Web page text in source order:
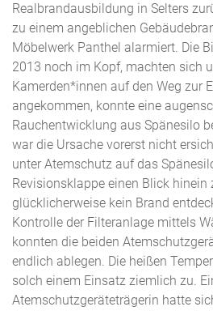
Realbrandausbildung in Selters
zu einem angeblichen
Möbelwerk Panthel alarmiert. Die
2013 noch im Kopf, machten sich
Kamerden*innen auf den Weg zur
angekommen, konnte eine
Rauchentwicklung aus Spänesilo
war die Ursache vorerst nicht
unter Atemschutz auf das
Revisionsklappe einen Blick hinein
glücklicherweise kein Brand
Kontrolle der Filteranlage mittels
konnten die beiden
endlich ablegen. Die heißen
solch einem Einsatz ziemlich zu.
Atemschutzgeräteträgerin hatte